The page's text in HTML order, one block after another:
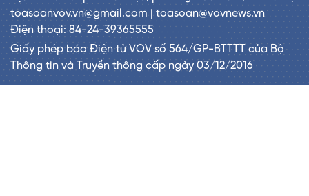
toasoanvov.vn@gmail.com | toasoan@vovnews.vn
Điện thoại: 84-24-39365555
Giấy phép báo Điện tử VOV số 564/GP-BTTTT của Bộ
Thông tin và Truyền thông cấp ngày 03/12/2016